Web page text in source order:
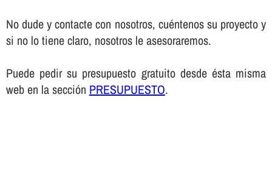
No dude y contacte con nosotros, cuéntenos su proyecto y
si no lo tiene claro, nosotros le asesoraremos.
Puede pedir su presupuesto gratuito desde ésta misma
web en la sección PRESUPUESTO.